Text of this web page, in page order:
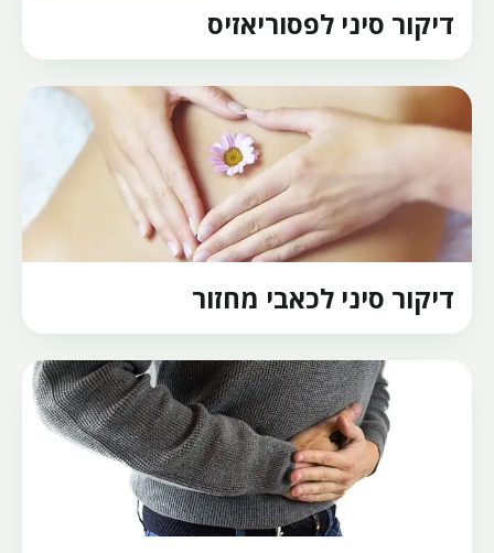
דיקור סיני לפסוריאזיס
דיקור סיני לכאבי מחזור